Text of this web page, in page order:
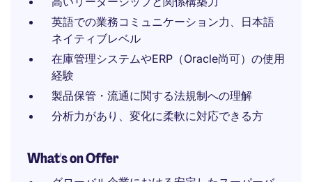
英語での業務コミュニケーション力、日本語
ネイティブレベル
在庫管理システムやERP（Oracle尚可）の使用
経験
製品保管・流通に関する法規制への理解
分析力があり、変化に柔軟に対応できる方
What's on Offer